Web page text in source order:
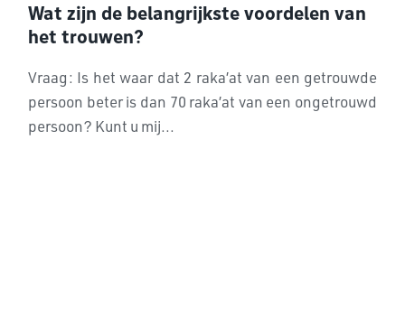
Wat zijn de belangrijkste voordelen van
het trouwen?
Vraag: Is het waar dat 2 raka’at van een getrouwde
persoon beter is dan 70 raka’at van een ongetrouwd
persoon? Kunt u mij...